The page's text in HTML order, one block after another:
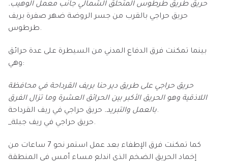
حريق طريق طرطوس المتحلق الشمالي جانب معمل الوهيب.
حريق حراجي بالقرب من جسر الروضة ضهر صفرة بريف
طرطوس.
بينما تمكنت فرق الدفاع المدني من السيطرة على عدة حرائق
وهي:
حريق حراجي على طريق دير حنا بريف القرداحة في محافظة
اللاذقية وهو الحريق الأكبر بين الحرائق العشرة وما تزال الفرق
بالعمل والتبريد.حريق حراجي في ريف القرداحة.
_حريق حراجي في ريف جبلة.
كما تمكنت فرق الإطفاء بعد عمل استمر نحو 7 ساعات من
إخماد الحريق الضخم الذي اندلع مساء أمس في المنطقة